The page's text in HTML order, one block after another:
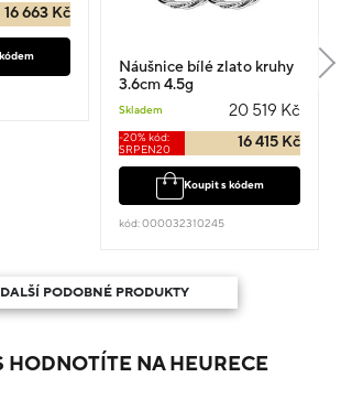
16 663 Kč
Náušnice bílé zlato kruhy
3.6cm 4.5g
Skladem 20 519 Kč
-20% kód:
SRPEN20
16 415 Kč
Koupit s kódem
kód: 000032310245
DALŠÍ PODOBNÉ PRODUKTY
HODNOTÍTE NA HEURECE